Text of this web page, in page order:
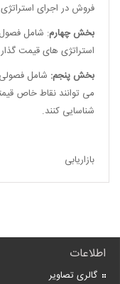
فروش در اجرای
بخش چهارم: شامل فصول
استراتژی های قیمت
بخش پنجم: شامل
می توانند نقاط خاص
شناسایی کنند.
بازاریابی
اطلاعات
گالری تصاویر